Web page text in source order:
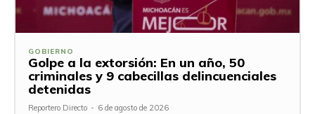
GOBIERNO
Golpe a la extorsión: En un año, 50
criminales y 9 cabecillas delincuenciales
detenidas
Reportero Directo - 6 de agosto de 2026